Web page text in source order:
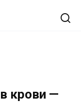
крови —